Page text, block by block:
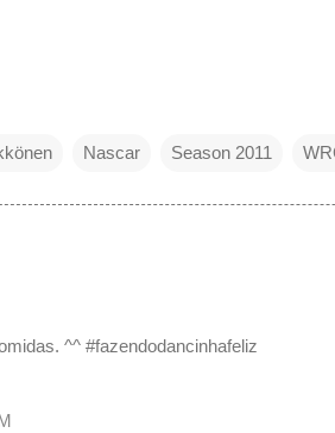
Nascar Season 2011
^^ #fazendodancinhafeliz